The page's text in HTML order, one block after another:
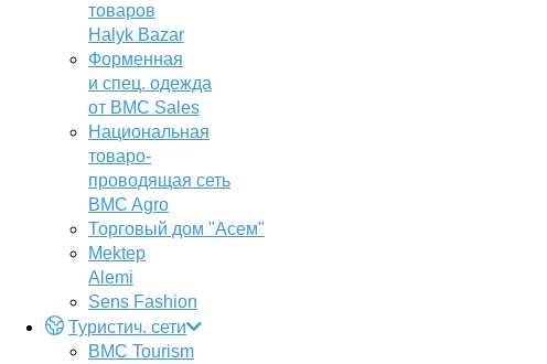
товаров
Halyk Bazar
Форменная
и спец. одежда
от BMC Sales
Национальная
товаро-
проводящая сеть
BMC Agro
Торговый дом "Асем"
Mektep
Alemi
Sens Fashion
Туристич. сети
BMC Tourism